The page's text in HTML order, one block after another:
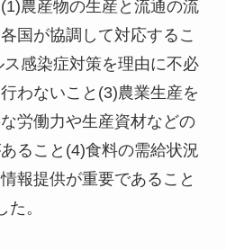
農産物の生産と流通の流
国が協調して対応するこ
感染症対策を理由に不必
わないこと(3)農業生産を
労働力や生産資材などの
ること(4)食料の需給状況
報提供が重要であること
。